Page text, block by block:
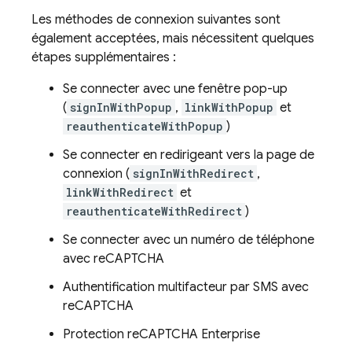
Les méthodes de connexion suivantes sont
également acceptées, mais nécessitent quelques
étapes supplémentaires :
Se connecter avec une fenêtre pop-up
( signInWithPopup , linkWithPopup et
reauthenticateWithPopup )
Se connecter en redirigeant vers la page de
connexion ( signInWithRedirect ,
linkWithRedirect et
reauthenticateWithRedirect )
Se connecter avec un numéro de téléphone
avec reCAPTCHA
Authentification multifacteur par SMS avec
reCAPTCHA
Protection reCAPTCHA Enterprise